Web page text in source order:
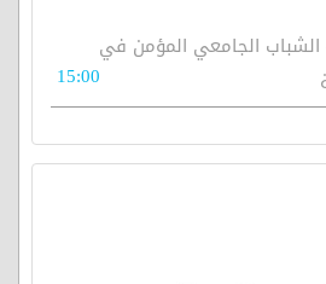
الفصل 544 - الشباب الجامعي المؤمن في
15:00